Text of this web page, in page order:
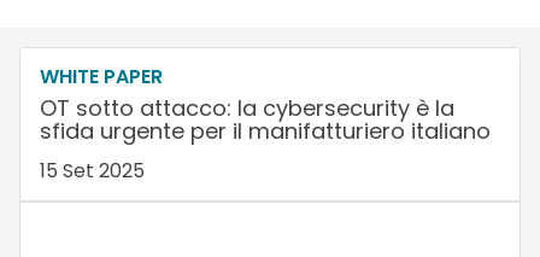
WHITE PAPER
OT sotto attacco: la cybersecurity è la
sfida urgente per il manifatturiero italiano
15 Set 2025